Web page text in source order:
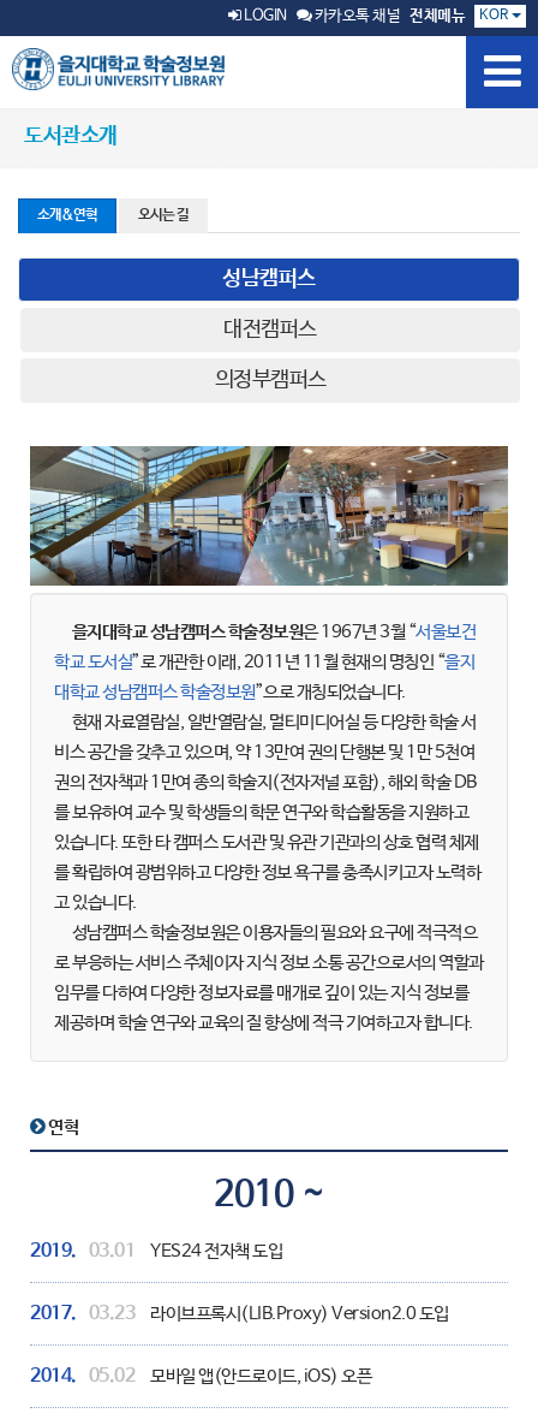
LOGIN 카카오톡 채널 전체메뉴 KOR
도서관소개
소개&연혁 오시는 길
성남캠퍼스
대전캠퍼스
의정부캠퍼스
을지대학교 성남캠퍼스 학술정보원은 1967년 3월 “서울보건
학교 도서실”로 개관한 이래, 2011년 11월 현재의 명칭인 “을지
대학교 성남캠퍼스 학술정보원”으로 개칭되었습니다.
현재 자료열람실, 일반열람실, 멀티미디어실 등 다양한 학술 서
비스 공간을 갖추고 있으며, 약 13만여 권의 단행본 및 1만 5천여
권의 전자책과 1만여 종의 학술지(전자저널 포함), 해외 학술 DB
를 보유하여 교수 및 학생들의 학문 연구와 학습활동을 지원하고
있습니다. 또한 타 캠퍼스 도서관 및 유관 기관과의 상호 협력 체제
를 확립하여 광범위하고 다양한 정보 욕구를 충족시키고자 노력하
고 있습니다.
성남캠퍼스 학술정보원은 이용자들의 필요와 요구에 적극적으
로 부응하는 서비스 주체이자 지식 정보 소통 공간으로서의 역할과
임무를 다하여 다양한 정보자료를 매개로 깊이 있는 지식 정보를
제공하며 학술 연구와 교육의 질 향상에 적극 기여하고자 합니다.
연혁
2010 ~
2019. 03.01 YES24 전자책 도입
2017. 03.23 라이브프록시(LIB.Proxy) Version2.0 도입
2014. 05.02 모바일 앱(안드로이드, iOS) 오픈